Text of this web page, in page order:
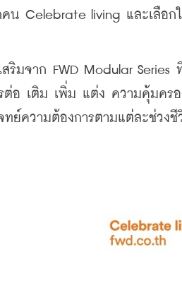
น Celebrate living และเลือก
จาก FWD Modular Series
ต่อ เติม เพิ่ม แต่ง ความคุ้มครอ
ย์ความต้องการตามแต่ละช่วงชี